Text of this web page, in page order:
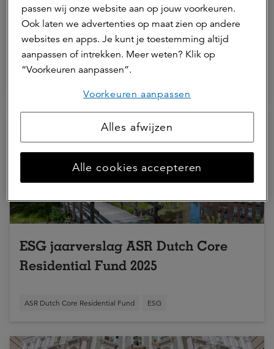
ASR Dutch Core Residential Fund ASR Dutch Prime Retail Fund
ASR Dutch Mobility Office Fund ASR Dutch Science Park Fund
ASR Dutch Farmland Fund ASR Dutch Green Energy Fund I
ESG jaarverslag ASR Dutch Core
Residential Fund 2025
ASR Dutch Core Residential Fund ESG
passen wij onze website aan op jouw voorkeuren.
Ook laten we advertenties op maat zien op andere
websites en apps. Je kunt je toestemming altijd
aanpassen of intrekken. Meer weten? Klik op
“Voorkeuren aanpassen”.
Voorkeuren aanpassen
Alles afwijzen
Alle cookies accepteren